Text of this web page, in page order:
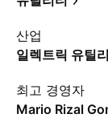
산업
일렉트릭 유틸
최고 경영자
Mario Rizal